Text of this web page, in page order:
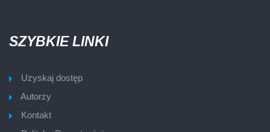
SZYBKIE LINKI
Uzyskaj dostęp
Autorzy
Kontakt